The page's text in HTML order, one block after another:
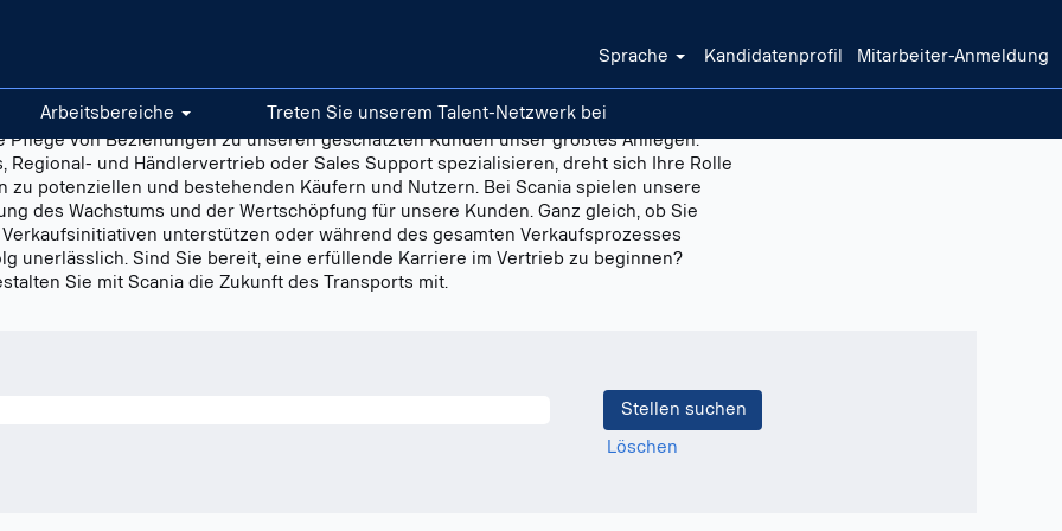
Sprache Kandidatenprofil Mitarbeiter-Anmeldung
Arbeitsbereiche
Treten Sie unserem Talent-Netzwerk bei
Pflege von Beziehungen zu unseren geschätzten Kunden unser größtes Anliegen.
Regional- und Händlervertrieb oder Sales Support spezialisieren, dreht sich Ihre Rolle
potenziellen und bestehenden Käufern und Nutzern. Bei Scania spielen unsere
des Wachstums und der Wertschöpfung für unsere Kunden. Ganz gleich, ob Sie
unterstützen oder während des gesamten Verkaufsprozesses
unerlässlich. Sind Sie bereit, eine erfüllende Karriere im Vertrieb zu beginnen?
Sie mit Scania die Zukunft des Transports mit.
Löschen